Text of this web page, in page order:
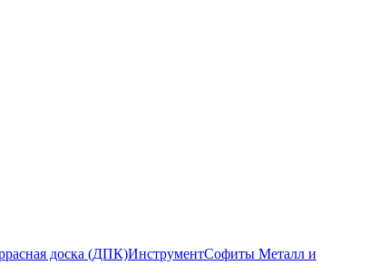
доска (ДПК)ИнструментСофиты Металл и